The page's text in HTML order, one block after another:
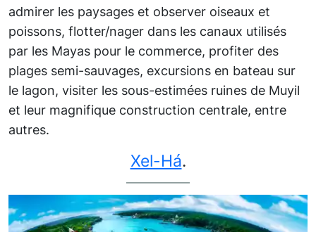
admirer les paysages et observer oiseaux et
poissons, flotter/nager dans les canaux utilisés
par les Mayas pour le commerce, profiter des
plages semi-sauvages, excursions en bateau sur
le lagon, visiter les sous-estimées ruines de Muyil
et leur magnifique construction centrale, entre
autres.
Xel-Há.